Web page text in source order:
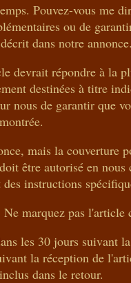
Pouvez-vous me
ou de
dans notre annonce.
devrait répondre à la
destinées à titre
de garantir que
montrée.
mais la couverture
être autorisé en
instructions
marquez pas l'article
les 30 jours suivant
la réception de
dans le retour.